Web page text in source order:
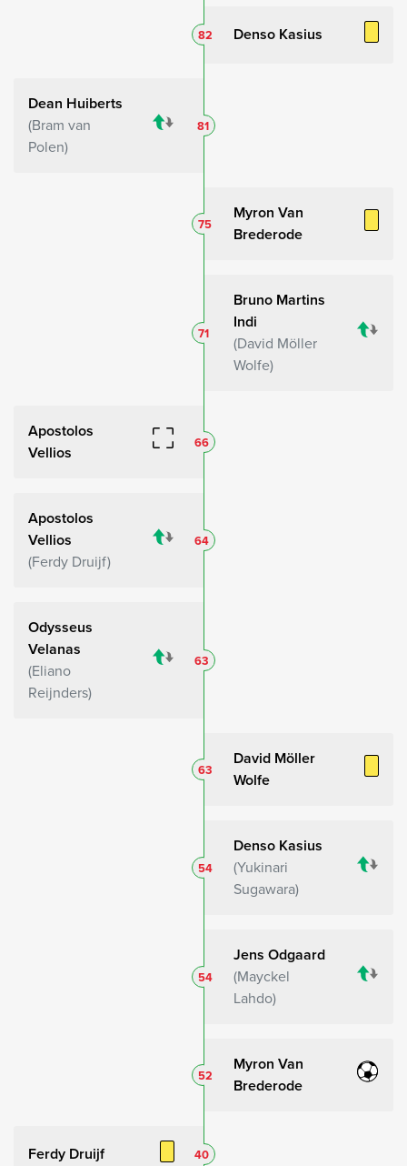
Denso Kasius
82
Dean Huiberts
Bram van
Polen
81
Myron Van
Brederode
75
Bruno Martins
Indi
David Möller
Wolfe
71
Apostolos
Vellios
66
Apostolos
Vellios
Ferdy Druijf
64
Odysseus
Velanas
Eliano
Reijnders
63
David Möller
Wolfe
63
Denso Kasius
Yukinari
Sugawara
54
Jens Odgaard
Mayckel
Lahdo
54
Myron Van
Brederode
52
Ferdy Druijf 40